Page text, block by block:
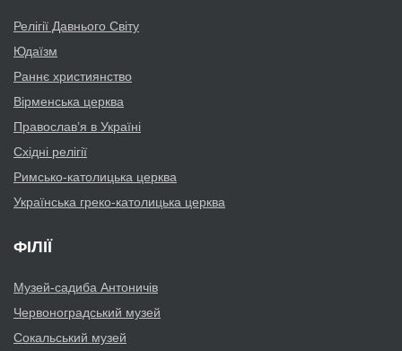
Релігії Давнього Світу
Юдаїзм
Раннє християнство
Вірменська церква
Православ’я в Україні
Східні релігії
Римсько-католицька церква
Українська греко-католицька церква
ФІЛІЇ
Музей-садиба Антоничів
Червоноградський музей
Сокальський музей